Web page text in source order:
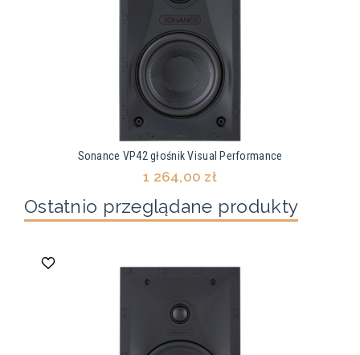
Sonance VP42 głośnik Visual Performance
1 264,00 zł
Ostatnio przeglądane produkty